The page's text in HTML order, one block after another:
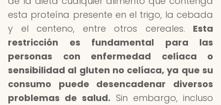
esta proteína presente en el trigo, la cebada
y el centeno, entre otros cereales. Esta
restricción es fundamental para las
personas con enfermedad celíaca o
sensibilidad al gluten no celíaca, ya que su
consumo puede desencadenar diversos
problemas de salud. Sin embargo, incluso